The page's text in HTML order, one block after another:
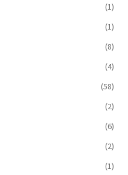
(1)
(1)
(8)
(4)
(58)
(2)
(6)
(2)
(1)